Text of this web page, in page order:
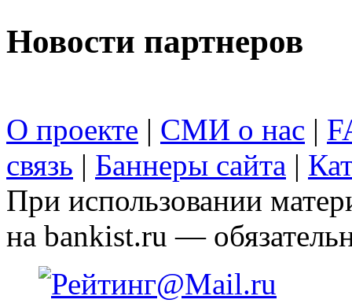
Новости партнеров
О проекте | СМИ о нас |
связь | Баннеры сайта |
При использовании
на bankist.ru —